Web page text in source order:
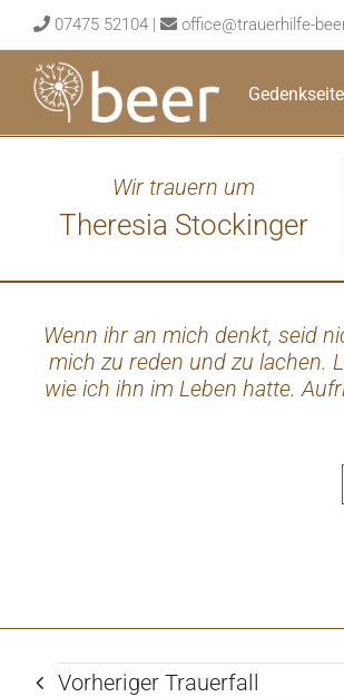
to
content
07475 52104 | office@trauerhilfe-
Gedenkseite
Wir trauern um
Theresia Stockinger
Wenn ihr an mich denkt, seid
mich zu reden und zu lachen.
wie ich ihn im Leben hatte.
und
Vorheriger Trauerfall